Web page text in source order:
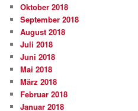
Oktober 2018
September 2018
August 2018
Juli 2018
Juni 2018
Mai 2018
März 2018
Februar 2018
Januar 2018